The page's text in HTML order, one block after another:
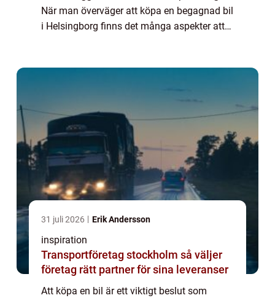
När man överväger att köpa en begagnad bil
i Helsingborg finns det många aspekter att
31 juli 2026 Erik Andersson
inspiration
Transportföretag stockholm så väljer
företag rätt partner för sina leveranser
Att köpa en bil är ett viktigt beslut som